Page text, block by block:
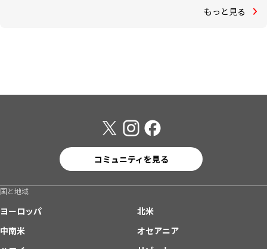
もっと見る
コミュニティを見る
国と地域
ヨーロッパ
北米
中南米
オセアニア